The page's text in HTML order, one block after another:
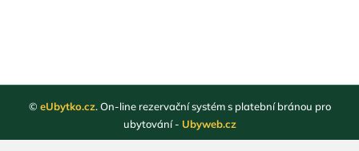
© eUbytko.cz. On-line rezervační systém s platební bránou pro
ubytování - Ubyweb.cz